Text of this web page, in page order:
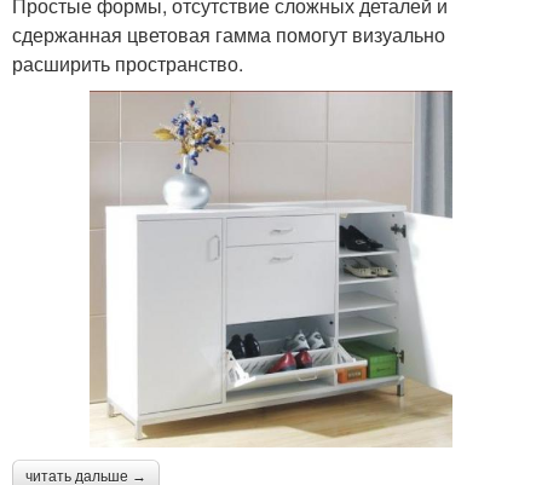
Простые формы, отсутствие сложных деталей и
сдержанная цветовая гамма помогут визуально
расширить пространство.
читать дальше →